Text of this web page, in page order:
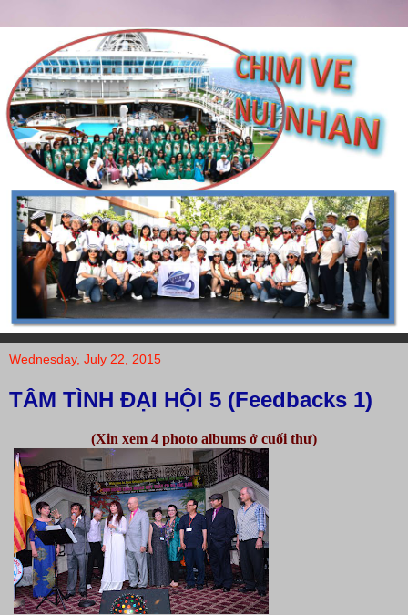
Wednesday, July 22, 2015
TÂM TÌNH ĐẠI HỘI 5 (Feedbacks 1)
(Xin xem 4 photo albums ở cuối thư)